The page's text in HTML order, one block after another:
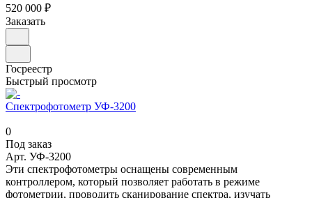
520 000 ₽
Заказать
Госреестр
Быстрый просмотр
Спектрофотометр УФ-3200
0
Под заказ
Арт. УФ-3200
Эти спектрофотометры оснащены современным
контроллером, который позволяет работать в режиме
фотометрии, проводить сканирование спектра, изучать